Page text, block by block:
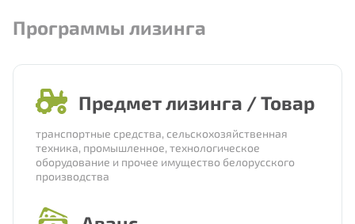
Программы лизинга
Предмет лизинга / Товар
транспортные средства, сельскохозяйственная
техника, промышленное, технологическое
оборудование и прочее имущество белорусского
производства